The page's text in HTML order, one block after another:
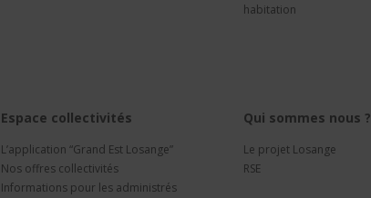
habitation
Espace collectivités
L’application “Grand Est Losange”
Nos offres collectivités
Informations pour les administrés
Qui sommes nous ?
Le projet Losange
RSE